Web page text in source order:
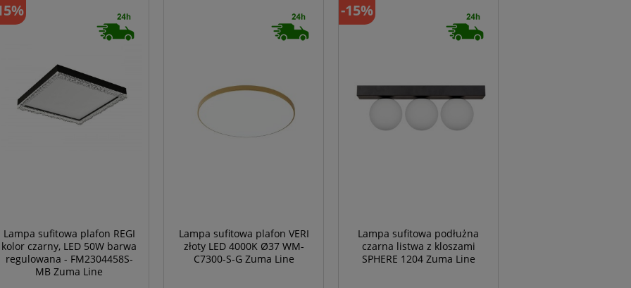
Lampa sufitowa plafon REGI
kolor czarny, LED 50W barwa
regulowana - FM2304458S-
MB Zuma Line
Lampa sufitowa plafon VERI
złoty LED 4000K Ø37 WM-
C7300-S-G Zuma Line
Lampa sufitowa podłużna
czarna listwa z kloszami
SPHERE 1204 Zuma Line
-15%